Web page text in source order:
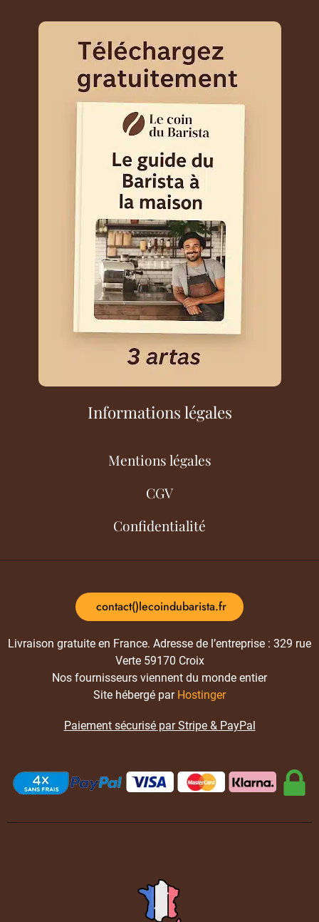
Informations légales
Mentions légales
CGV
Confidentialité
contact()lecoindubarista.fr
Livraison gratuite en France. Adresse de l’entreprise : 329 rue
Verte 59170 Croix
Nos fournisseurs viennent du monde entier
Site hébergé par Hostinger
Paiement sécurisé par Stripe & PayPal